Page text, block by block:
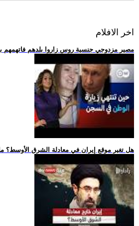
اخر الافلام
.. مصير مزدوجي جنسية روس زاروا بلدهم فاتهمهم
.. هل تغير موقع إيران في معادلة الشرق الأوسط؟